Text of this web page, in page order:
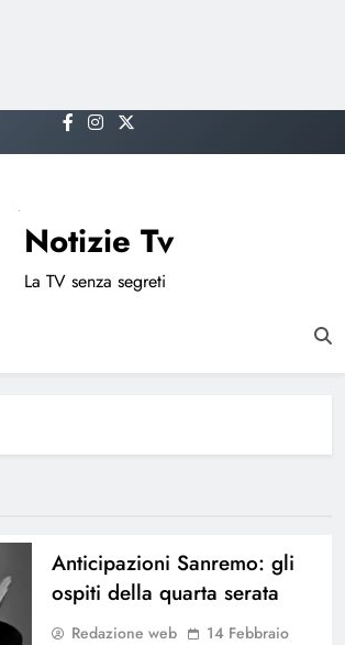
Notizie Tv
La TV senza segreti
Anticipazioni Sanremo: gli
ospiti della quarta serata
Redazione web
14 Febbraio